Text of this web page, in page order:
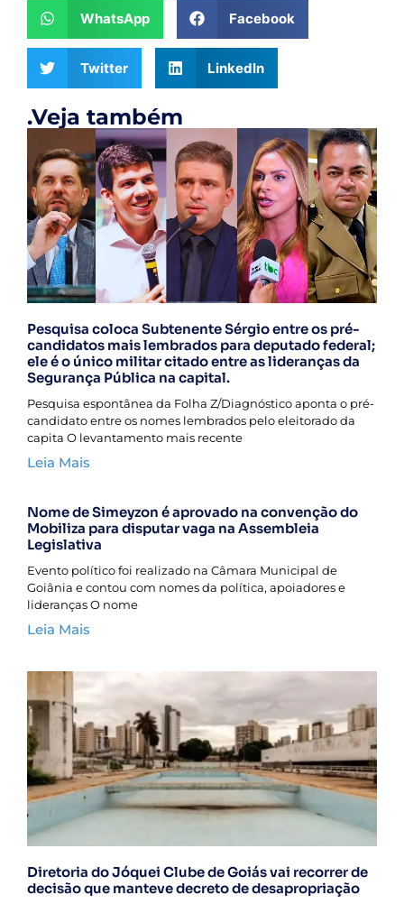
WhatsApp Facebook
Twitter LinkedIn
.Veja também
Pesquisa coloca Subtenente Sérgio entre os pré-
candidatos mais lembrados para deputado federal;
ele é o único militar citado entre as lideranças da
Segurança Pública na capital.
Pesquisa espontânea da Folha Z/Diagnóstico aponta o pré-
candidato entre os nomes lembrados pelo eleitorado da
capita O levantamento mais recente
Leia Mais
Nome de Simeyzon é aprovado na convenção do
Mobiliza para disputar vaga na Assembleia
Legislativa
Evento político foi realizado na Câmara Municipal de
Goiânia e contou com nomes da política, apoiadores e
lideranças O nome
Leia Mais
Diretoria do Jóquei Clube de Goiás vai recorrer de
decisão que manteve decreto de desapropriação